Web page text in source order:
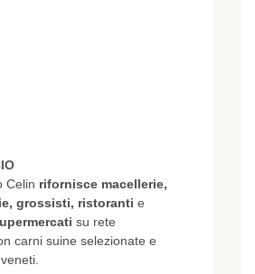
Celin rifornisce macellerie,
grossisti, ristoranti e
su rete
carni suine selezionate e